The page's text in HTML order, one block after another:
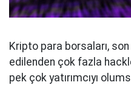
Kripto para borsaları,
edilenden çok fazla
pek çok yatırımcıyı